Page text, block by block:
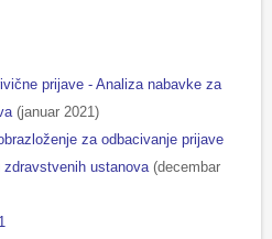
prijave - Analiza nabavke za
(januar 2021)
za odbacivanje prijave
ustanova (decembar